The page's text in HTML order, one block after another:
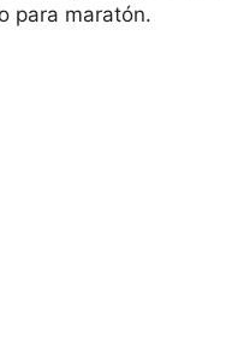
para maratón.